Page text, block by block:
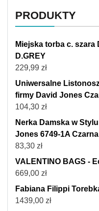
PRODUKTY
Miejska torba c. szara
D.GREY
229,99 zł
Uniwersalne
firmy David Jones
104,30 zł
Nerka Damska w
Jones 6749-1A
83,30 zł
VALENTINO BAGS -
669,00 zł
Fabiana Filippi
1439,00 zł